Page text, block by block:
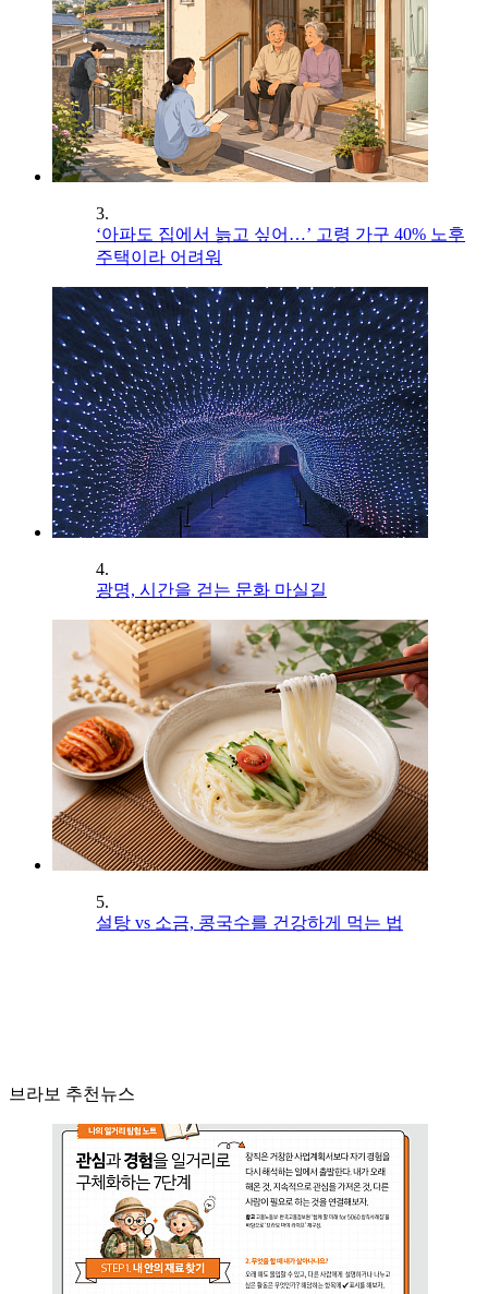
3.
‘아파도 집에서 늙고 싶어…’ 고령 가구 40% 노후
주택이라 어려워
4.
광명, 시간을 걷는 문화 마실길
5.
설탕 vs 소금, 콩국수를 건강하게 먹는 법
브라보 추천뉴스